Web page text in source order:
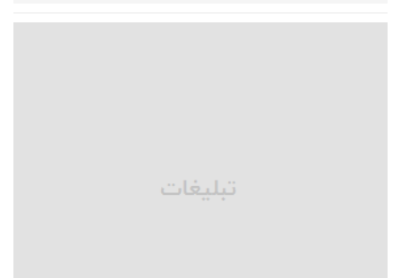
مهاجرانی: کشور با همبستگی ملی از دشواری‌های جنگ گذر کرد